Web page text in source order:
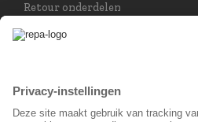
Retour onderdelen
Nederlands